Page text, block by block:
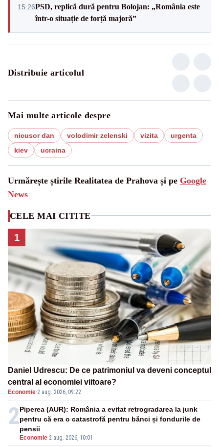
15:26PSD, replică dură pentru Bolojan: „România este
într-o situație de forță majoră”
Distribuie articolul
Mai multe articole despre
nicusor dan volodimir zelenski vizita
urgenta
kiev
ucraina
Urmărește știrile Realitatea de Prahova și pe Google
News
CELE MAI CITITE
1
Daniel Udrescu: De ce patrimoniul va deveni conceptul
central al economiei viitoare?
Economie·2 aug. 2026, 09:22
2
Economie-2 aug. 2026, 10:01
Piperea (AUR): România a evitat retrogradarea la junk
pentru că era o catastrofă pentru bănci și fondurile de
pensii